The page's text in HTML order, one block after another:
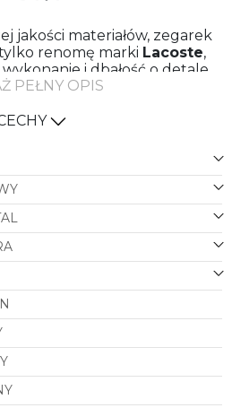
jakości materiałów, zegarek
renomę marki Lacoste,
i dbałość o detale.
kolorze nadaje mu
się z resztą designu.
wpisujący się w kanony
tarcza z subtelnym logo
zegarkowi elegancji i
wskazówki i
odczytywanie czasu w
stylizacji, ale także wyraz
Idealny zarówno na
i wieczorne wyjścia. Niech
Ci każdego dnia,
styl i pewność siebie.
PEŁNY OPIS